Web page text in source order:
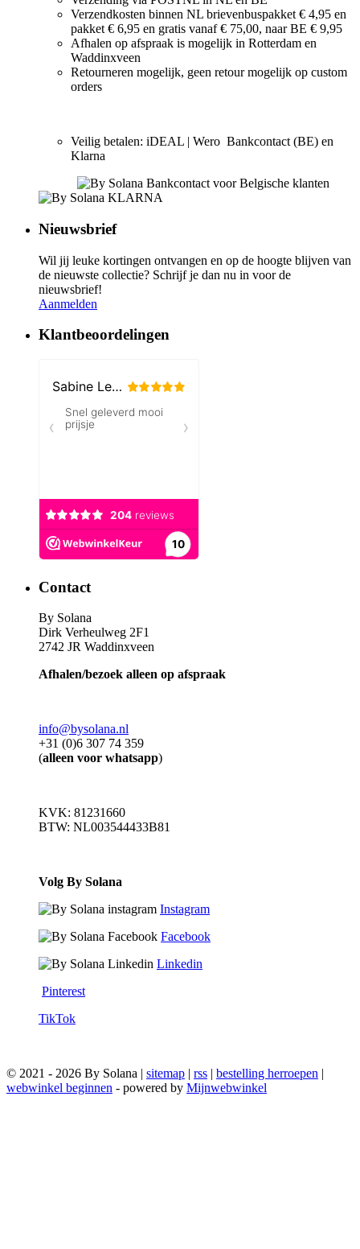
Verzendkosten binnen NL brievenbuspakket € 4,95 en
pakket € 6,95 en gratis vanaf € 75,00, naar BE € 9,95
Afhalen op afspraak is mogelijk in Rotterdam en
Waddinxveen
Retourneren mogelijk, geen retour mogelijk op custom
orders
Veilig betalen: iDEAL | Wero Bankcontact (BE) en
Klarna
Nieuwsbrief
Wil jij leuke kortingen ontvangen en op de hoogte blijven van
de nieuwste collectie? Schrijf je dan nu in voor de
nieuwsbrief!
Aanmelden
Klantbeoordelingen
Contact
By Solana
Dirk Verheulweg 2F1
2742 JR Waddinxveen
Afhalen/bezoek alleen op afspraak
info@bysolana.nl
+31 (0)6 307 74 359
(alleen voor whatsapp)
KVK: 81231660
BTW: NL003544433B81
Volg By Solana
Instagram
Facebook
Linkedin
Pinterest
TikTok
© 2021 - 2026 By Solana | sitemap | rss | bestelling herroepen |
webwinkel beginnen - powered by Mijnwebwinkel